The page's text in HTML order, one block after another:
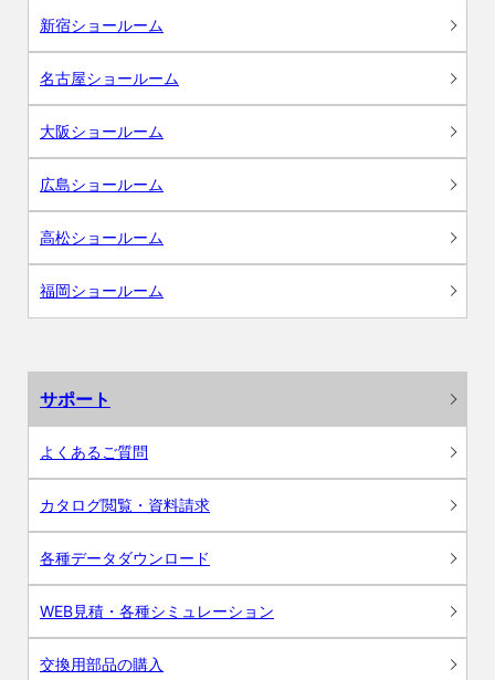
新宿ショールーム
名古屋ショールーム
大阪ショールーム
広島ショールーム
高松ショールーム
福岡ショールーム
サポート
よくあるご質問
カタログ閲覧・資料請求
各種データダウンロード
WEB見積・各種シミュレーション
交換用部品の購入